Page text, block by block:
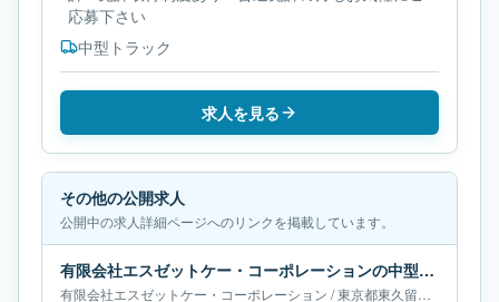
応募下さい
中型トラック
求人を見る
その他の公開求人
公開中の求人詳細ページへのリンクを掲載しています。
有限会社エスゼットケー・コーポレーションの中型・準中型トラックドライバー求人｜東京都東久留米市｜月給38万-63万円
有限会社エスゼットケー・コーポレーション /東京都東久留米市